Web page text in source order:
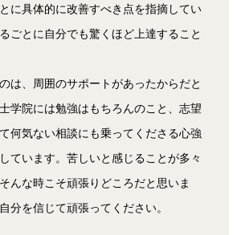
に具体的に改善すべき点を指摘してい
ごとに自分でも驚くほど上達すること
は、周囲のサポートがあったからだと
学院には勉強はもちろんのこと、志望
何気ない相談にも乗ってくださる心強
ています。苦しいと感じることが多々
んな時こそ頑張りどころだと思いま
分を信じて頑張ってください。